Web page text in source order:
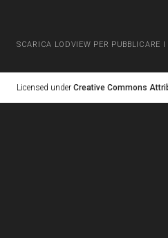
SCARICA LODVIEW PER PUBBLICARE
Licensed under Creative Commons